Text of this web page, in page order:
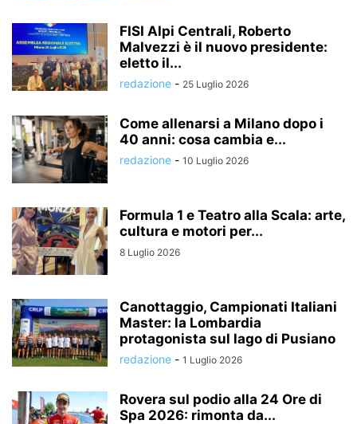
FISI Alpi Centrali, Roberto
Malvezzi è il nuovo presidente:
eletto il...
redazione - 25 Luglio 2026
Come allenarsi a Milano dopo i
40 anni: cosa cambia e...
redazione - 10 Luglio 2026
Formula 1 e Teatro alla Scala: arte,
cultura e motori per...
8 Luglio 2026
Canottaggio, Campionati Italiani
Master: la Lombardia
protagonista sul lago di Pusiano
redazione - 1 Luglio 2026
Rovera sul podio alla 24 Ore di
Spa 2026: rimonta da...